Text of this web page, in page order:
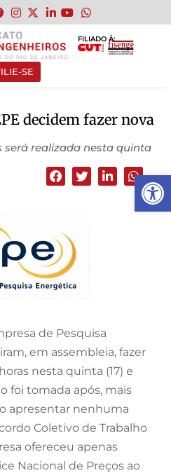
Abrir
FILIADO À:
SE
decidem fazer nova
será realizada nesta quinta
de Pesquisa
em assembleia, fazer
nesta quinta (17) e
foi tomada após, mais
apresentar nenhuma
Coletivo de Trabalho
ofereceu apenas
Nacional de Preços ao